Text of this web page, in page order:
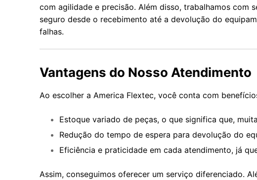
com agilidade e precisão. Além disso, trabalhamos com
seguro desde o recebimento até a devolução do
falhas.
Vantagens do Nosso Atendimento
Ao escolher a America Flextec, você conta com
Estoque variado de peças, o que significa que,
Redução do tempo de espera para devolução do
Eficiência e praticidade em cada atendimento, já
Assim, conseguimos oferecer um serviço diferenciado.